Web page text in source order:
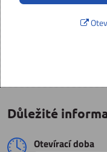
Důležité
Otevírací doba